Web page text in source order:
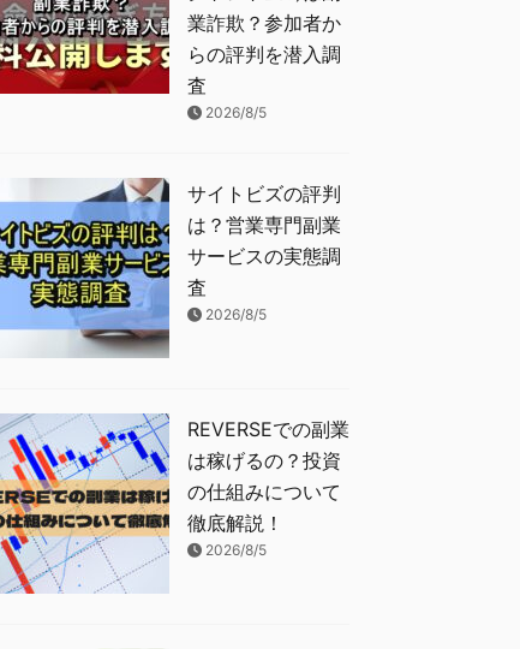
業詐欺？参加者か
らの評判を潜入調
査
2026/8/5
サイトビズの評判
は？営業専門副業
サービスの実態調
査
2026/8/5
REVERSEでの副業
は稼げるの？投資
の仕組みについて
徹底解説！
2026/8/5